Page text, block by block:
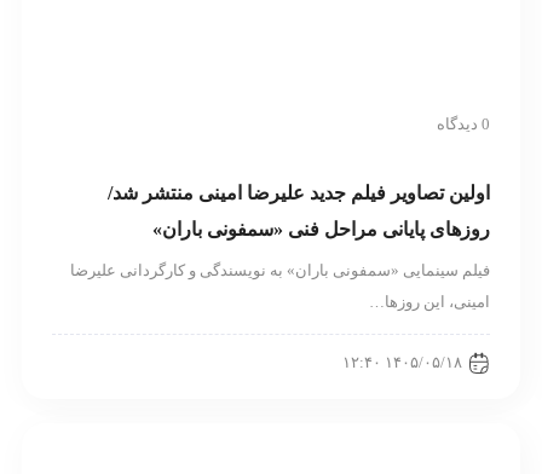
0 دیدگاه
اولین تصاویر فیلم جدید علیرضا امینی منتشر شد/
روزهای پایانی مراحل فنی «سمفونی باران»
فیلم سینمایی «سمفونی باران» به نویسندگی و کارگردانی علیرضا
امینی، این روزها…
۱۴۰۵/۰۵/۱۸ ۱۲:۴۰